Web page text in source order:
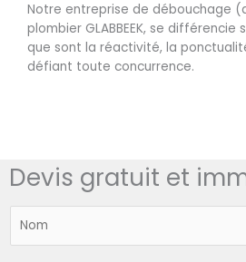
Notre entreprise de débouchage
plombier GLABBEEK, se différencie
que sont la réactivité, la
défiant toute concurrence.
Devis gratuit et